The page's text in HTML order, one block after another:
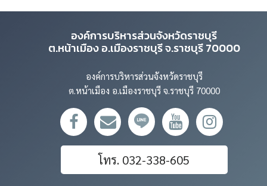
องค์การบริหารส่วนจังหวัดราชบุรี
ต.หน้าเมือง อ.เมืองราชบุรี จ.ราชบุรี 70000
องค์การบริหารส่วนจังหวัดราชบุรี
ต.หน้าเมือง อ.เมืองราชบุรี จ.ราชบุรี 70000
โทร. 032-338-605